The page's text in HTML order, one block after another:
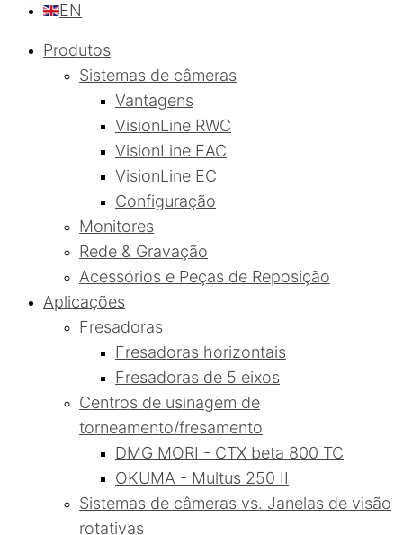
EN
Produtos
Sistemas de câmeras
Vantagens
VisionLine RWC
VisionLine EAC
VisionLine EC
Configuração
Monitores
Rede & Gravação
Acessórios e Peças de Reposição
Aplicações
Fresadoras
Fresadoras horizontais
Fresadoras de 5 eixos
Centros de usinagem de
torneamento/fresamento
DMG MORI - CTX beta 800 TC
OKUMA - Multus 250 II
Sistemas de câmeras vs. Janelas de visão
rotativas